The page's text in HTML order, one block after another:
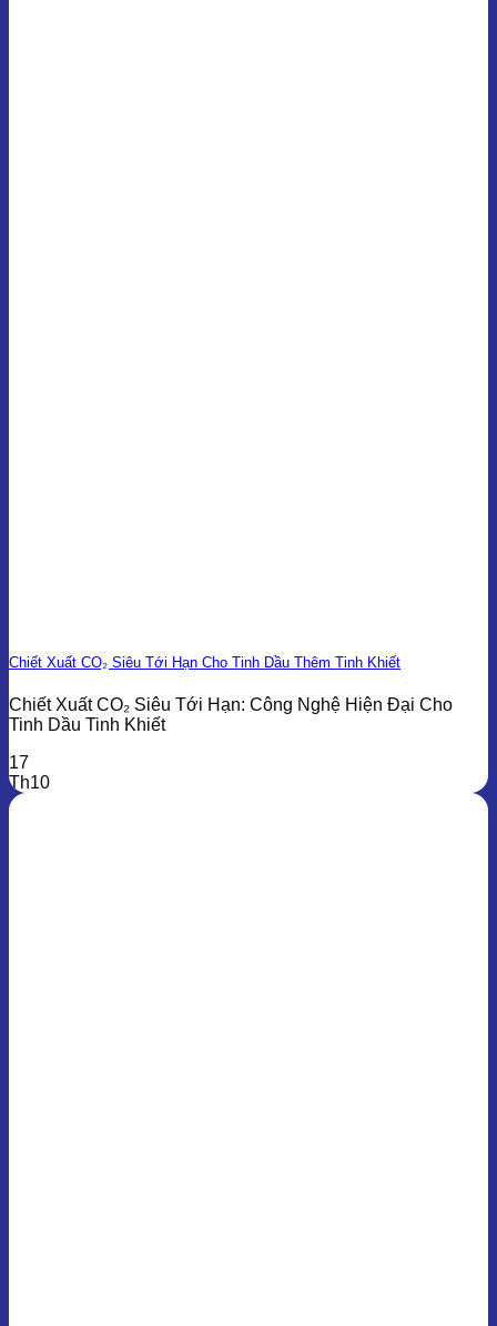
Chiết Xuất CO₂ Siêu Tới Hạn Cho Tinh Dầu Thêm Tinh Khiết
Chiết Xuất CO₂ Siêu Tới Hạn: Công Nghệ Hiện Đại Cho
Tinh Dầu Tinh Khiết
17
Th10